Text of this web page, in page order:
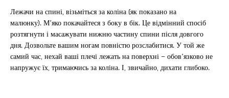
Лежачи на спині, візьміться за коліна (як показано на
малюнку). М’яко покачайтеся з боку в бік. Це відмінний спосіб
розтягнути і масажувати нижню частину спини після довгого
дня. Дозвольте вашим ногам повністю розслабитися. У той же
самий час, нехай ваші плечі лежать на поверхні – обов’язково не
напружує їх, тримаючись за коліна. І, звичайно, дихати глибоко.